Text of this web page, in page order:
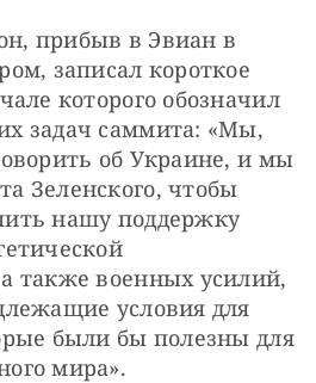
прибыв в Эвиан в
которого обозначил
задач саммита: «Мы,
об Украине, и мы
Зеленского, чтобы
нашу поддержку
также военных усилий,
условия для
были бы полезны для
мира».